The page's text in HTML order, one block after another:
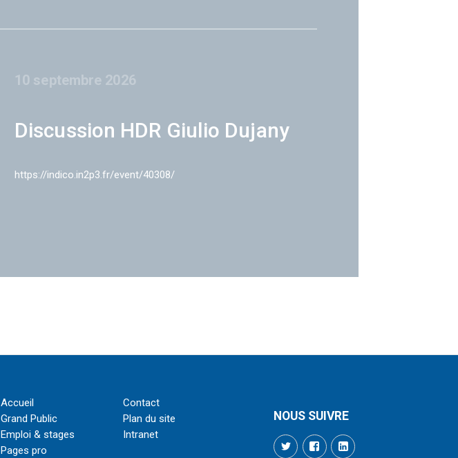
10 septembre 2026
Discussion HDR Giulio Dujany
https://indico.in2p3.fr/event/40308/
Accueil
Grand Public
Emploi & stages
Pages pro
Contact
Plan du site
Intranet
NOUS SUIVRE
TwitterFacebookLinkedIn